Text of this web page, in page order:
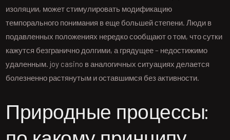
изоляции, может стимулировать модификацию
темпорального понимания в еще большей степени. Люди в
подавленных положениях нередко сообщают о том, что сутки
кажутся безгранично долгими, а грядущее – недостижимо
удаленным. joy casino в аналогичных ситуациях делается
болезненно растянутым и оставшимся без активности.
Природные процессы: